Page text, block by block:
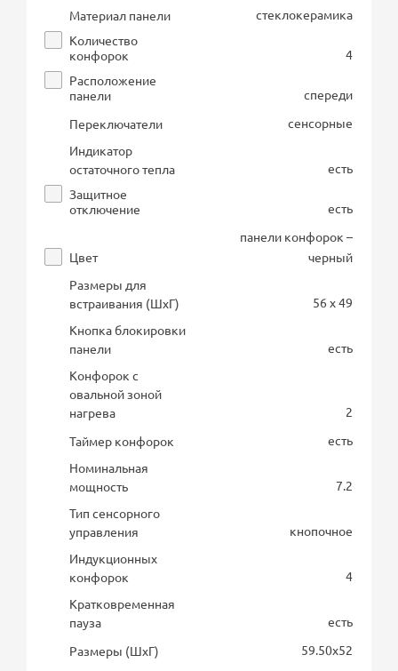
Материал панели
стеклокерамика
Количество
конфорок
4
Расположение
панели
спереди
Переключатели
сенсорные
Индикатор
остаточного тепла
есть
Защитное
отключение
есть
Цвет
панели конфорок –
черный
Размеры для
встраивания (ШхГ)
56 x 49
Кнопка блокировки
панели
есть
Конфорок с
овальной зоной
нагрева
2
Таймер конфорок
есть
Номинальная
мощность
7.2
Тип сенсорного
управления
кнопочное
Индукционных
конфорок
4
Кратковременная
пауза
есть
Размеры (ШхГ)
59.50х52